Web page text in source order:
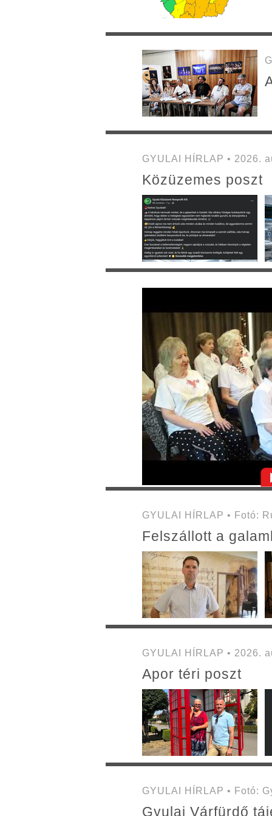
GYULAI HÍRLAP • 2026.
Közüzemes poszt
GYULAI HÍRLAP • Fotó:
Felszállott a
GYULAI HÍRLAP • 2026.
Apor téri poszt
GYULAI HÍRLAP • Fotó:
Gyulai Várfürdő